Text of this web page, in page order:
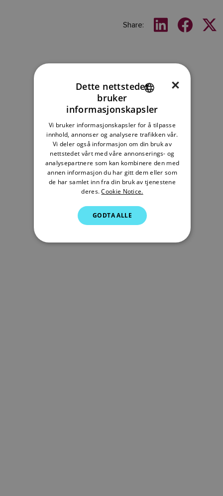
Share:
DANISH
ITALIAN
SWEDISH
GERMAN
SPANISH
×
Dette nettstedet
bruker
informasjonskapsler
Vi bruker informasjonskapsler for å tilpasse
innhold, annonser og analysere trafikken vår.
Vi deler også informasjon om din bruk av
nettstedet vårt med våre annonserings- og
analysepartnere som kan kombinere den med
annen informasjon du har gitt dem eller som
de har samlet inn fra din bruk av tjenestene
deres. Cookie Notice.
GODTA ALLE